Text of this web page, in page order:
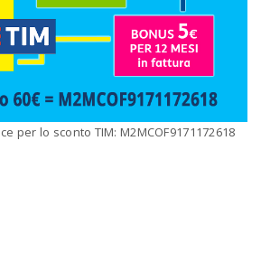
per lo sconto TIM: M2MCOF9171172618